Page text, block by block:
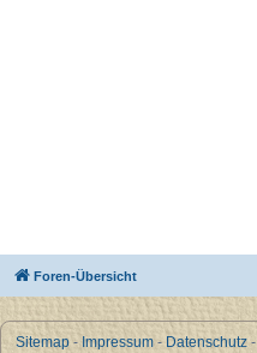
Foren-Übersicht
Sitemap- Impressum- Datenschutz-